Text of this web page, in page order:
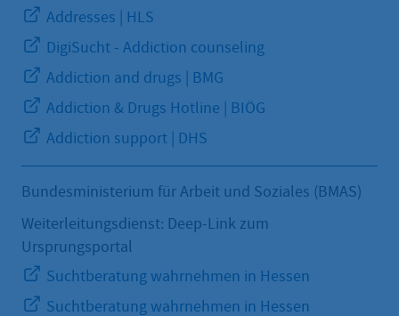
Addresses | HLS
DigiSucht - Addiction counseling
Addiction and drugs | BMG
Addiction & Drugs Hotline | BIÖG
Addiction support | DHS
Bundesministerium für Arbeit und Soziales (BMAS)
Weiterleitungsdienst: Deep-Link zum
Ursprungsportal
Suchtberatung wahrnehmen in Hessen
Suchtberatung wahrnehmen in Hessen